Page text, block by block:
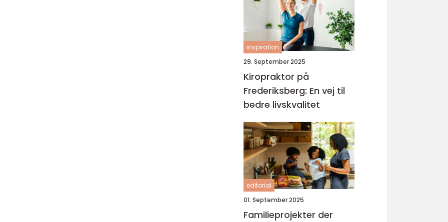
inspiration
29. September 2025
Kiropraktor på
Frederiksberg: En vej til
bedre livskvalitet
editorial
01. September 2025
Familieprojekter der